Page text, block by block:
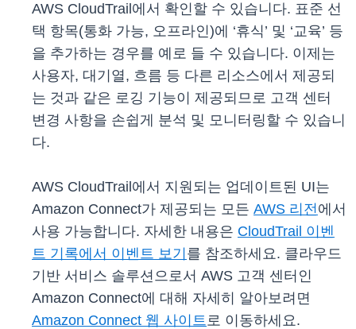
AWS CloudTrail에서 확인할 수 있습니다. 표준 선
택 항목(통화 가능, 오프라인)에 ‘휴식’ 및 ‘교육’ 등
을 추가하는 경우를 예로 들 수 있습니다. 이제는
사용자, 대기열, 흐름 등 다른 리소스에서 제공되
는 것과 같은 로깅 기능이 제공되므로 고객 센터
변경 사항을 손쉽게 분석 및 모니터링할 수 있습니
다.
AWS CloudTrail에서 지원되는 업데이트된 UI는
Amazon Connect가 제공되는 모든 AWS 리전에서
사용 가능합니다. 자세한 내용은 CloudTrail 이벤
트 기록에서 이벤트 보기 를 참조하세요. 클라우드
기반 서비스 솔루션으로서 AWS 고객 센터인
Amazon Connect에 대해 자세히 알아보려면
Amazon Connect 웹 사이트로 이동하세요.